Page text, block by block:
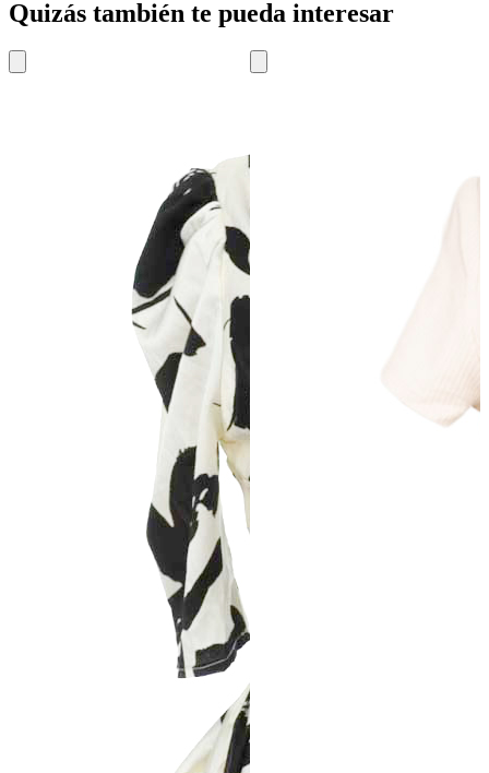
Quizás también te pueda interesar